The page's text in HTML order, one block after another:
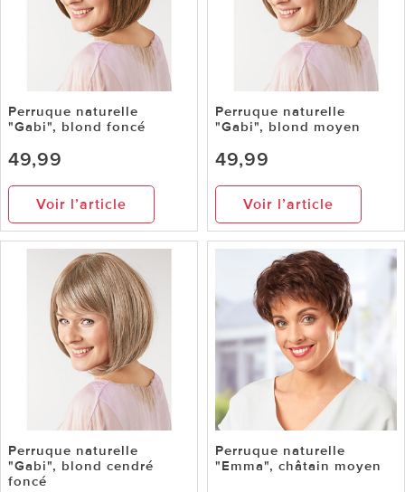
Perruque naturelle
"Gabi", blond foncé
49,99
Voir l’article
Perruque naturelle
"Gabi", blond moyen
49,99
Voir l’article
Perruque naturelle
"Gabi", blond cendré
foncé
Perruque naturelle
"Emma", châtain moyen